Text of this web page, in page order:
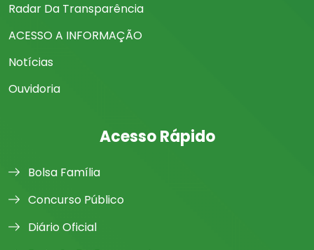
Radar Da Transparência
ACESSO A INFORMAÇÃO
Notícias
Ouvidoria
Acesso Rápido
Bolsa Família
Concurso Público
Diário Oficial